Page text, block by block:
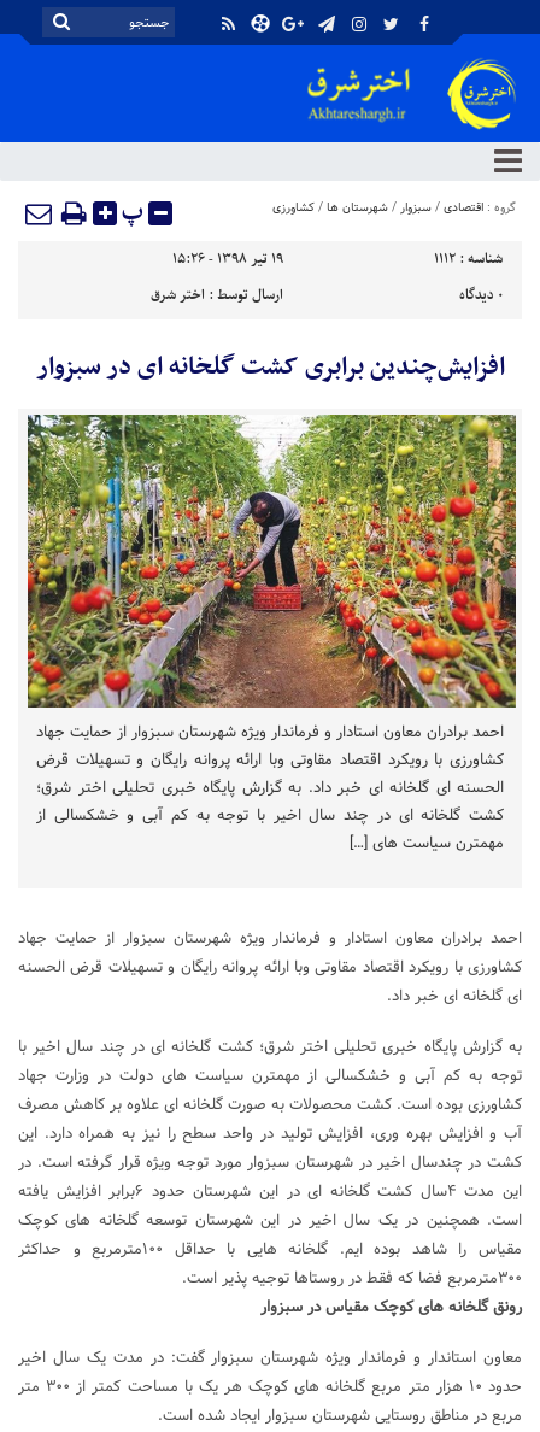
گروه : اقتصادی/سبزوار/شهرستان ها/کشاورزی پ
شناسه : 1112
۱۹ تیر ۱۳۹۸ - ۱۵:۲۶
۰ دیدگاه ارسال توسط : اختر شرق
افزایش‌چندین برابری کشت گلخانه ای در سبزوار
احمد برادران معاون استادار و فرماندار ویژه شهرستان سبزوار از حمایت جهاد
کشاورزی با رویکرد اقتصاد مقاوتی وبا ارائه پروانه رایگان و تسهیلات قرض
الحسنه ای گلخانه ای خبر داد. به گزارش پایگاه خبری تحلیلی اختر شرق؛
کشت گلخانه ای در چند سال اخیر با توجه به کم آبی و خشکسالی از
مهمترن سیاست های […]
احمد برادران معاون استادار و فرماندار ویژه شهرستان سبزوار از حمایت جهاد
کشاورزی با رویکرد اقتصاد مقاوتی وبا ارائه پروانه رایگان و تسهیلات قرض الحسنه
ای گلخانه ای خبر داد.
به گزارش پایگاه خبری تحلیلی اختر شرق؛ کشت گلخانه ای در چند سال اخیر با
توجه به کم آبی و خشکسالی از مهمترن سیاست های دولت در وزارت جهاد
کشاورزی بوده است. کشت محصولات به صورت گلخانه ای علاوه بر کاهش مصرف
آب و افزایش بهره وری، افزایش تولید در واحد سطح را نیز به همراه دارد. این
کشت در چندسال اخیر در شهرستان سبزوار مورد توجه ویژه قرار گرفته است. در
این مدت ۴سال کشت گلخانه ای در این شهرستان حدود ۶برابر افزایش یافته
است. همچنین در یک سال اخیر در این شهرستان توسعه گلخانه های کوچک
مقیاس را شاهد بوده ایم. گلخانه هایی با حداقل ۱۰۰مترمربع و حداکثر
۳۰۰مترمربع فضا که فقط در روستاها توجیه پذیر است.
رونق گلخانه های کوچک مقیاس در سبزوار
معاون استاندار و فرماندار ویژه شهرستان سبزوار گفت: در مدت یک سال اخیر
حدود ۱۰ هزار متر مربع گلخانه های کوچک هر یک با مساحت کمتر از ۳۰۰ متر
مربع در مناطق روستایی شهرستان سبزوار ایجاد شده است.